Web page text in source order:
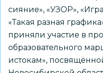
сияние», «УЗОР»,
«Такая разная
приняли участие в
образовательного
истокам»,